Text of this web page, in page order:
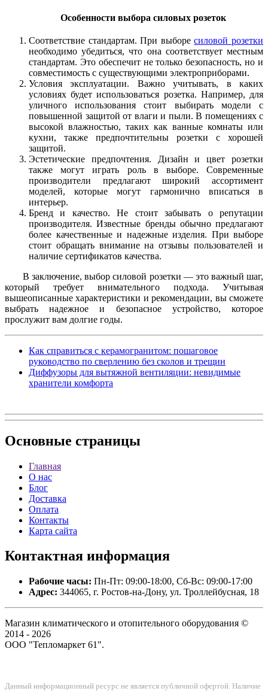
Особенности выбора силовых розеток
Соответствие стандартам.При выборесиловой розетки
необходимо убедиться, что она соответствует местным
стандартам. Это обеспечит не только безопасность, но и
совместимость с существующими электроприборами.
Условия эксплуатации. Важно учитывать, в каких
условиях будет использоваться розетка. Например, для
уличного использования стоит выбирать модели с
повышенной защитой от влаги и пыли. В помещениях с
высокой влажностью, таких как ванные комнаты или
кухни, также предпочтительны розетки с хорошей
защитой.
Эстетические предпочтения. Дизайн и цвет розетки
также могут играть роль в выборе. Современные
производители предлагают широкий ассортимент
моделей, которые могут гармонично вписаться в
интерьер.
Бренд и качество.Не стоит забывать о репутации
производителя. Известные бренды обычно предлагают
более качественные и надежные изделия. При выборе
стоит обращать внимание на отзывы пользователей и
наличие сертификатов качества.
В заключение, выбор силовой розетки — это важный шаг,
который требует внимательного подхода. Учитывая
вышеописанные характеристики и рекомендации, вы сможете
выбрать надежное и безопасное устройство, которое
прослужит вам долгие годы.
Как справиться с керамогранитом: пошаговое
руководство по сверлению без сколов и трещин
Диффузоры для вытяжной вентиляции: невидимые
хранители комфорта
Основные страницы
Главная
О нас
Блог
Доставка
Оплата
Контакты
Карта сайта
Контактная информация
Рабочие часы: Пн-Пт: 09:00-18:00, Сб-Вс: 09:00-17:00
Адрес: 344065, г. Ростов-на-Дону, ул. Троллейбусная, 18
Магазин климатического и отопительного оборудования ©
2014 - 2026
ООО "Тепломаркет 61".
Данный информационный ресурс не является публичной офертой. Наличие